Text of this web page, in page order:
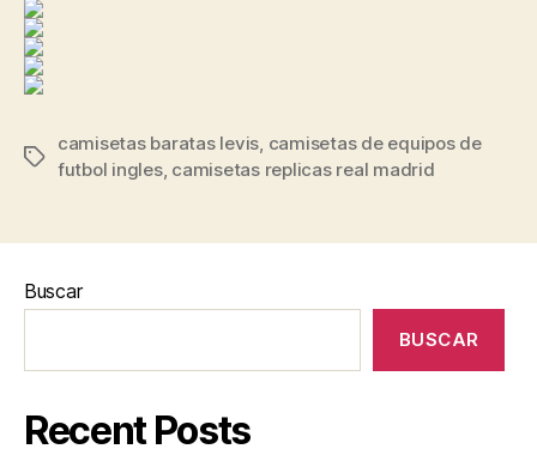
Etiquetas
camisetas baratas levis, camisetas de equipos de
futbol ingles, camisetas replicas real madrid
Buscar
BUSCAR
Recent Posts